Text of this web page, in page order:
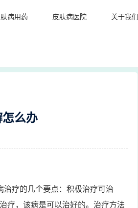
病用药 皮肤病医院 关于我们
么办
疗的几个要点：积极治疗可治
疗，该病是可以治好的。治疗方法